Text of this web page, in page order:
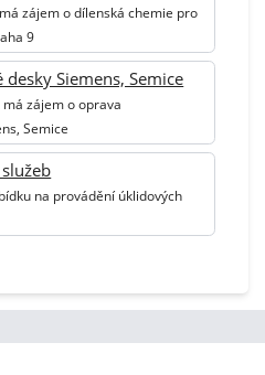
zájem o dílenská chemie pro
9
Siemens, Semice
má zájem o oprava
Semice
na provádění úklidových